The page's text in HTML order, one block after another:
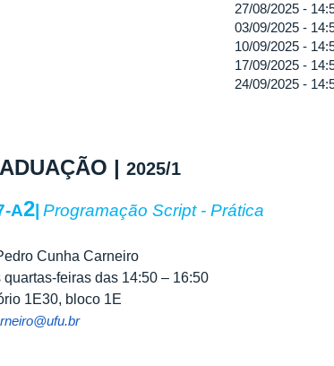
27/08/2025 -
03/09/2025 -
10/09/2025 -
17/09/2025 -
24/09/2025 -
| 2025/1
A2 Programação Script - Prática
Cunha Carneiro
quartas-feiras das 14:50 – 16:50
1E30, bloco 1E